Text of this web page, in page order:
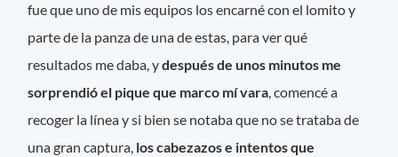
fue que uno de mis equipos los encarné con el lomito y
parte de la panza de una de estas, para ver qué
resultados me daba, ydespués de unos minutos me
sorprendió el pique que marco mí vara, comencé a
recoger la línea y si bien se notaba que no se trataba de
una gran captura, los cabezazos e intentos que